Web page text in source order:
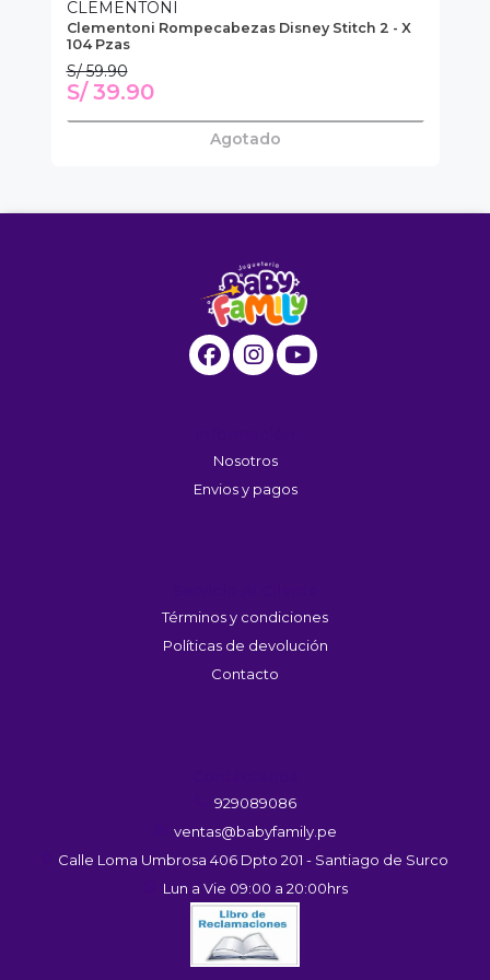
CLEMENTONI
Clementoni Rompecabezas Disney Stitch 2 - X
104 Pzas
S/ 59.90
S/ 39.90
Agotado
Nosotros
Envios y pagos
Términos y condiciones
Políticas de devolución
Contacto
929089086
ventas@babyfamily.pe
Calle Loma Umbrosa 406 Dpto 201 - Santiago de Surco
Lun a Vie 09:00 a 20:00hrs